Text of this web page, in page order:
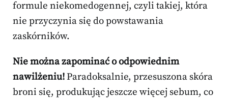
formule niekomedogennej, czyli takiej, która
nie przyczynia się do powstawania
zaskórników.
Nie można zapominać o odpowiednim
nawilżeniu!Paradoksalnie, przesuszona skóra
broni się, produkując jeszcze więcej sebum, co